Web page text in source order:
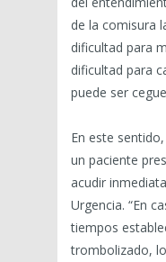
de la comisura
dificultad para
dificultad para
puede ser
En este
un paciente
acudir
Urgencia. “En
tiempos
trombolizado,